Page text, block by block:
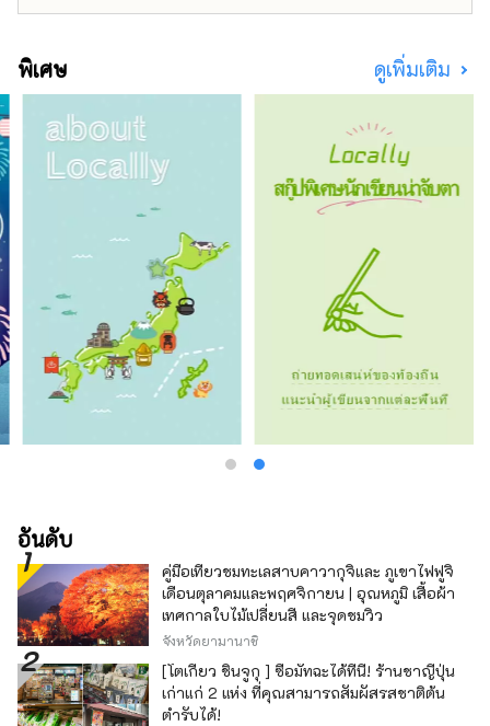
โลกมากมาย เช่น Okayama Castle [ปราสาท]
Okayama Korakuen Garden [สวน] หนึ่งในสาม
สวนที่โด่งดังที่สุดของญี่ปุ่น และ Kurashiki Bikan
Historical Quarter [ย่าน] ซึ่งมีประวัติศาสตร์
วัฒนธรรม และศิลปะอันอุดมสมบูรณ์!
พิเศษ ดูเพิ่มเติม
อันดับ
คู่มือเที่ยวชมทะเลสาบคาวากุจิและ ภูเขาไฟฟูจิ
เดือนตุลาคมและพฤศจิกายน | อุณหภูมิ เสื้อผ้า
เทศกาลใบไม้เปลี่ยนสี และจุดชมวิว
จังหวัดยามานาชิ
[โตเกียว ชินจูกุ ] ซื้อมัทฉะได้ที่นี่! ร้านชาญี่ปุ่น
เก่าแก่ 2 แห่ง ที่คุณสามารถสัมผัสรสชาติต้น
ตำรับได้!